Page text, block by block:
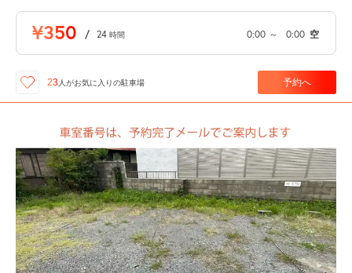
¥350 / 24 時間 0:00 ～ 0:00 空
23人がお気に入りの駐車場 予約へ